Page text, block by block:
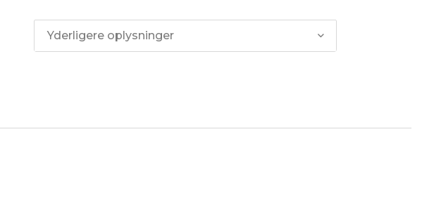
Yderligere oplysninger